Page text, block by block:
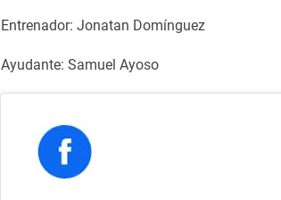
Entrenador: Jonatan Domínguez
Ayudante: Samuel Ayoso